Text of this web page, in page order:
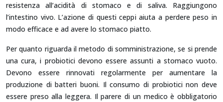
resistenza all’acidità di stomaco e di saliva. Raggiungono
l’intestino vivo. L’azione di questi ceppi aiuta a perdere peso in
modo efficace e ad avere lo stomaco piatto.
Per quanto riguarda il metodo di somministrazione, se si prende
una cura, i probiotici devono essere assunti a stomaco vuoto.
Devono essere rinnovati regolarmente per aumentare la
produzione di batteri buoni. Il consumo di probiotici non deve
essere preso alla leggera. Il parere di un medico è obbligatorio